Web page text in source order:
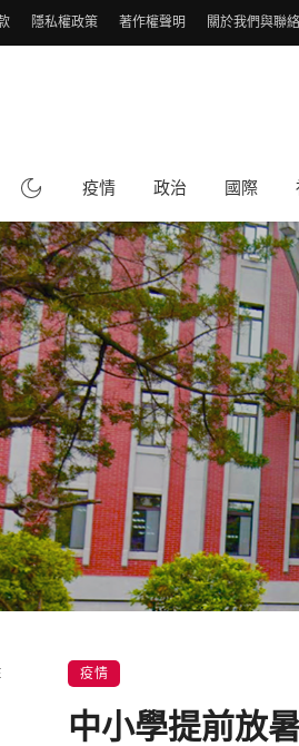
隱私權政策 著作權聲明 關於我們與聯
疫情 政治 國際
疫情
中小學提前放